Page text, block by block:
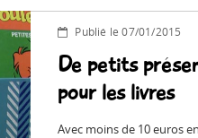
Publié le 07/01/2015
De petits
pour les livres
Avec moins de 10 euros